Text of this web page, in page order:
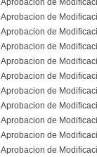
Aprobacion de
Aprobacion de
Aprobacion de
Aprobacion de
Aprobacion de
Aprobacion de
Aprobacion de
Aprobacion de
Aprobacion de
Aprobacion de
Aprobacion de